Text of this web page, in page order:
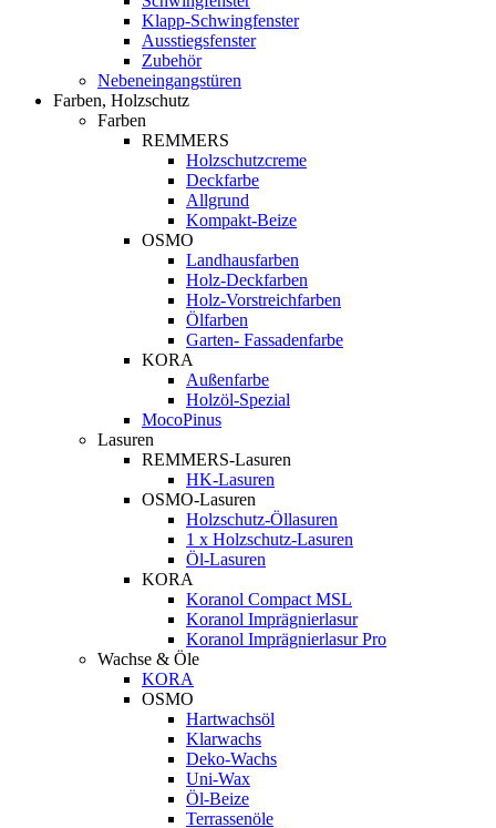
Klapp-Schwingfenster
Ausstiegsfenster
Zubehör
Nebeneingangstüren
Farben, Holzschutz
Farben
REMMERS
Holzschutzcreme
Deckfarbe
Allgrund
Kompakt-Beize
OSMO
Landhausfarben
Holz-Deckfarben
Holz-Vorstreichfarben
Ölfarben
Garten- Fassadenfarbe
KORA
Außenfarbe
Holzöl-Spezial
MocoPinus
Lasuren
REMMERS-Lasuren
HK-Lasuren
OSMO-Lasuren
Holzschutz-Öllasuren
1 x Holzschutz-Lasuren
Öl-Lasuren
KORA
Koranol Compact MSL
Koranol Imprägnierlasur
Koranol Imprägnierlasur Pro
Wachse & Öle
KORA
OSMO
Hartwachsöl
Klarwachs
Deko-Wachs
Uni-Wax
Öl-Beize
Terrassenöle